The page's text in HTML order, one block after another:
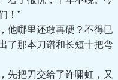
！”
哪里还敢再硬？不得已
了那本刀谱和长短十把弯
把刀交给了许啸虹，又